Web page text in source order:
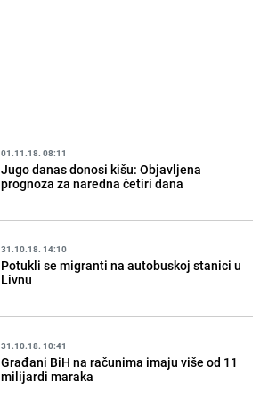
01.11.18. 08:11
Jugo danas donosi kišu: Objavljena
prognoza za naredna četiri dana
31.10.18. 14:10
Potukli se migranti na autobuskoj stanici u
Livnu
31.10.18. 10:41
Građani BiH na računima imaju više od 11
milijardi maraka